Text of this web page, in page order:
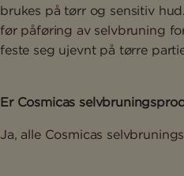
brukes på tørr og sensitiv
før påføring av selvbruning
feste seg ujevnt på tørre
Er Cosmicas
Ja, alle Cosmicas